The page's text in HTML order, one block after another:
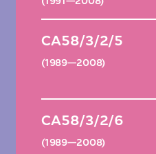
CA58/3/2/5
(1989—2008)
CA58/3/2/6
(1989—2008)